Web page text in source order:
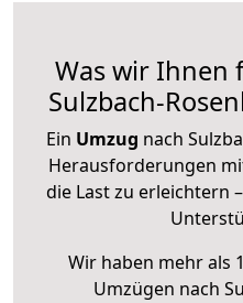
Was wir Ihnen
Sulzbach-
Ein Umzug nach
Herausforderungen
die Last zu erleichtern
Wir haben mehr als
Umzügen nach